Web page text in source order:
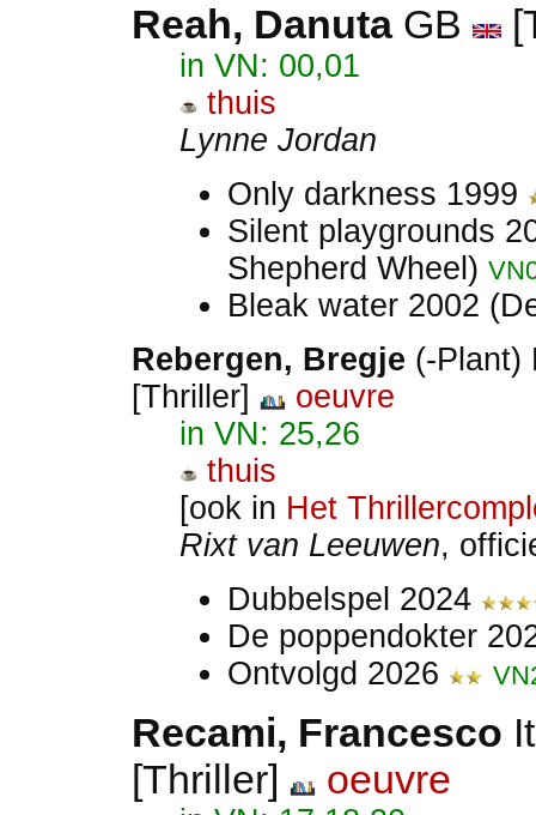
Reah, DanutaGB
in VN: 00,01
thuis
Lynne Jordan
Only darkness 1999
Silent playgrounds
Shepherd Wheel)
Bleak water 2002
Rebergen, Bregje (-Plant)
[Thriller]
oeuvre
in VN: 25,26
thuis
[ook in Het
Rixt van Leeuwen,
Dubbelspel 2024
De poppendokter
Ontvolgd 2026
Recami, Francesco
[Thriller]
oeuvre